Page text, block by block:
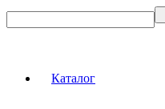
Каталог